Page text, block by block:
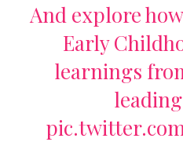
And explore
Early
learnings